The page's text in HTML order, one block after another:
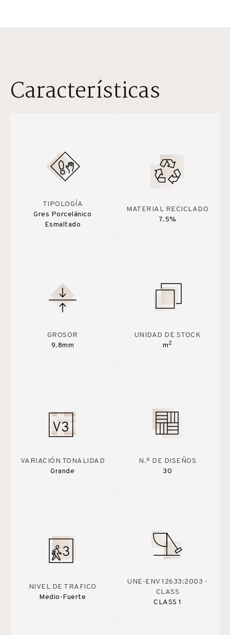
Características
TIPOLOGÍA
Gres Porcelánico
Esmaltado
MATERIAL RECICLADO
7.5%
GROSOR
9.8mm
UNIDAD DE STOCK
m2
VARIACIÓN TONALIDAD
Grande
N.º DE DISEÑOS
30
NIVEL DE TRAFICO
Medio-Fuerte
UNE-ENV 12633:2003 -
CLASS
CLASS 1